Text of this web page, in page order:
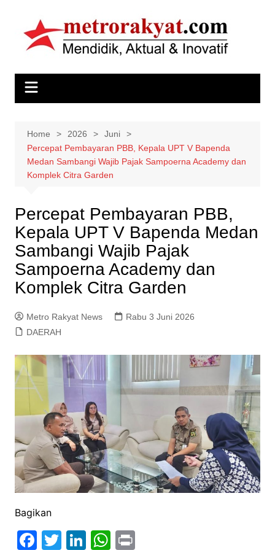
content
Home 2026
Juni
Percepat Pembayaran PBB, Kepala UPT V Bapenda
Medan Sambangi Wajib Pajak Sampoerna Academy dan
Komplek Citra Garden
Percepat Pembayaran PBB,
Kepala UPT V Bapenda Medan
Sambangi Wajib Pajak
Sampoerna Academy dan
Komplek Citra Garden
Metro Rakyat News
Rabu 3 Juni 2026
DAERAH
Bagikan
F T Li W Pr